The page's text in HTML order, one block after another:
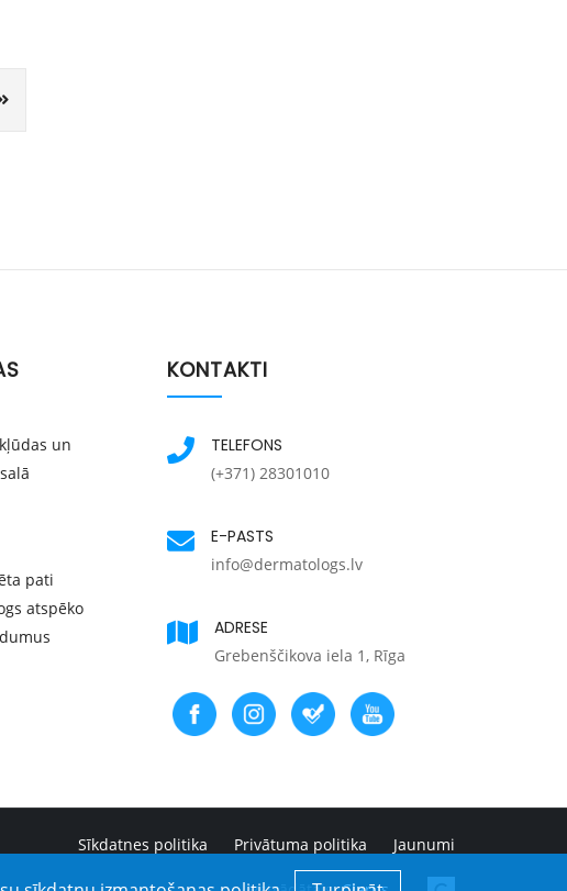
un
pati
atspēko
KONTAKTI
TELEFONS
(+371) 28301010
E-PASTS
info@dermatologs.lv
ADRESE
Grebenščikova iela 1, Rīga
Sīkdatnes politika Privātuma politika Jaunumi